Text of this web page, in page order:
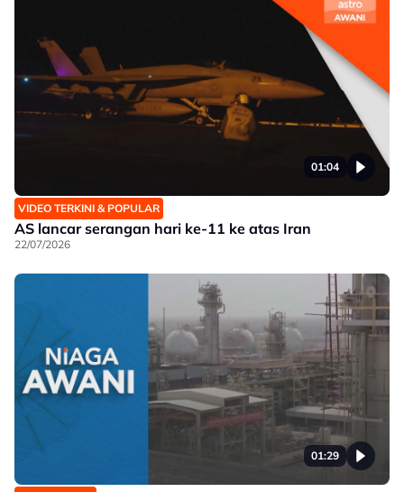
01:04
VIDEO TERKINI & POPULAR
AS lancar serangan hari ke-11 ke atas Iran
22/07/2026
01:29